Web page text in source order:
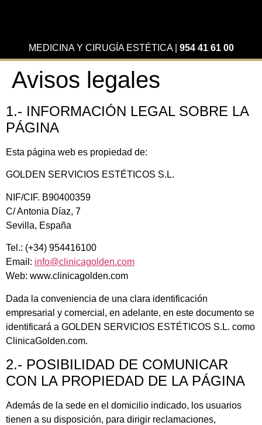
MEDICINA Y CIRUGÍA ESTÉTICA| 954 41 61 00
Avisos legales
1.- INFORMACIÓN LEGAL SOBRE LA
PÁGINA
Esta página web es propiedad de:
GOLDEN SERVICIOS ESTÉTICOS S.L.
NIF/CIF. B90400359
C/ Antonia Díaz, 7
Sevilla, España
Tel.: (+34) 954416100
Email: info@clinicagolden.com
Web: www.clinicagolden.com
Dada la conveniencia de una clara identificación
empresarial y comercial, en adelante, en este documento se
identificará a GOLDEN SERVICIOS ESTÉTICOS S.L. como
ClinicaGolden.com.
2.- POSIBILIDAD DE COMUNICAR
CON LA PROPIEDAD DE LA PÁGINA
Además de la sede en el domicilio indicado, los usuarios
tienen a su disposición, para dirigir reclamaciones,